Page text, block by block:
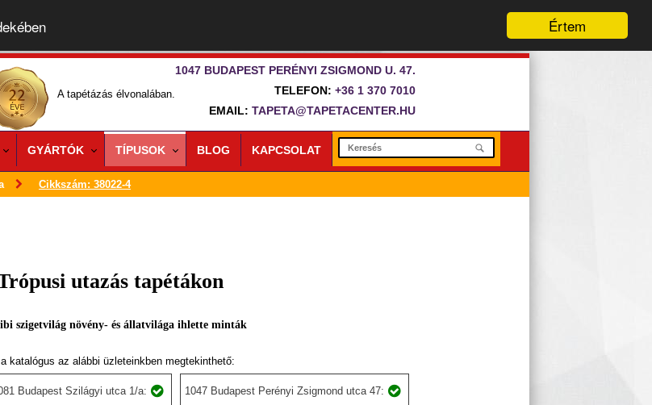
Értem
A tapétázás élvonalában.
1047 BUDAPEST PERÉNYI ZSIGMOND U. 47.
TELEFON: +36 1 370 7010
EMAIL: TAPETA@TAPETACENTER.HU
GYÁRTÓK TÍPUSOK BLOG KAPCSOLAT
Cikkszám: 38022-4
utazás tapétákon
szigetvilág növény- és állatvilága ihlette minták
katalógus az alábbi üzleteinkben megtekinthető:
Budapest Szilágyi utca 1/a: 1047 Budapest Perényi Zsigmond utca 47: